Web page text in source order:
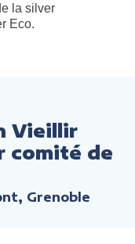
la silver
Eco.
Vieillir
comité de
Grenoble